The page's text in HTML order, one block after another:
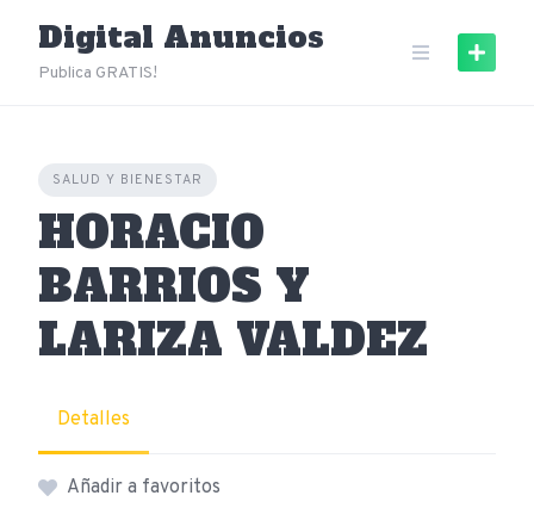
content
Digital Anuncios
Publica GRATIS!
SALUD Y BIENESTAR
HORACIO
BARRIOS Y
LARIZA VALDEZ
Detalles
Añadir a favoritos